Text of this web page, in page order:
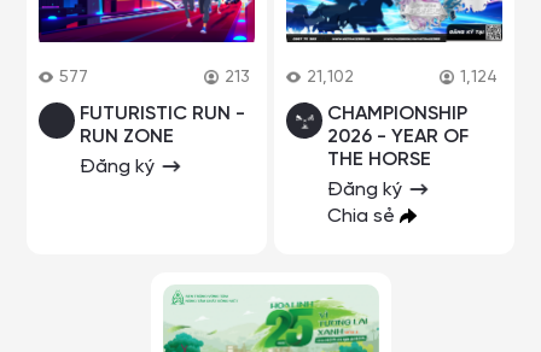
577 213
FUTURISTIC RUN -
RUN ZONE
Đăng ký
21,102 1,124
CHAMPIONSHIP
2026 - YEAR OF
THE HORSE
Đăng ký
Chia sẻ